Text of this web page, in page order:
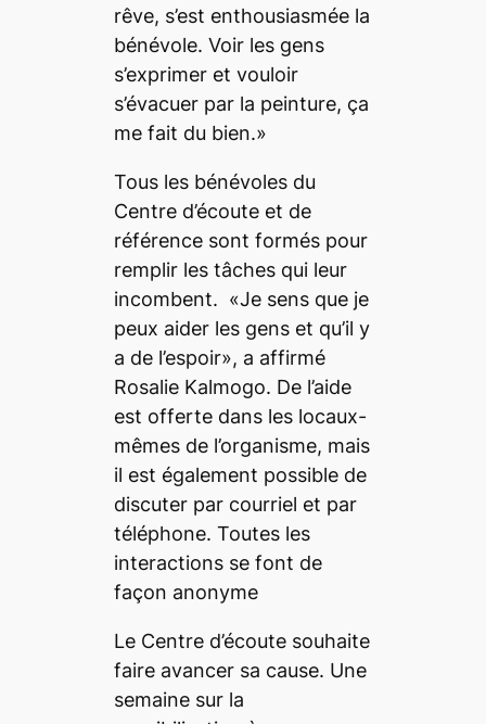
rêve, s’est enthousiasmée la
bénévole. Voir les gens
s’exprimer et vouloir
s’évacuer par la peinture, ça
me fait du bien.»
Tous les bénévoles du
Centre d’écoute et de
référence sont formés pour
remplir les tâches qui leur
incombent. «Je sens que je
peux aider les gens et qu’il y
a de l’espoir», a affirmé
Rosalie Kalmogo. De l’aide
est offerte dans les locaux-
mêmes de l’organisme, mais
il est également possible de
discuter par courriel et par
téléphone. Toutes les
interactions se font de
façon anonyme
Le Centre d’écoute souhaite
faire avancer sa cause. Une
semaine sur la